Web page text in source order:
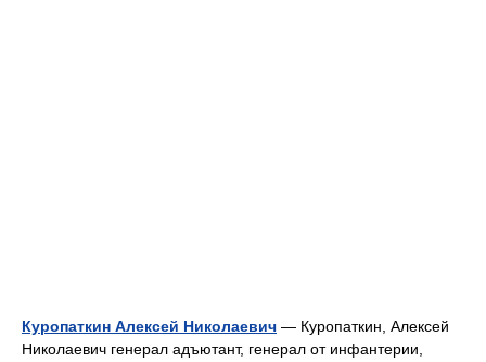
Куропаткин Алексей Николаевич — Куропаткин, Алексей
Николаевич генерал адъютант, генерал от инфантерии,